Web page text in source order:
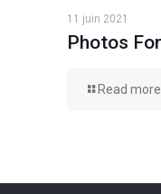
11 juin 2021
Photos
Read more